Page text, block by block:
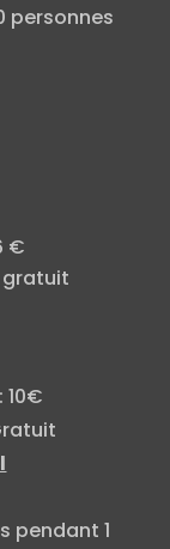
personnes
€
gratuit
10€
pendant 1